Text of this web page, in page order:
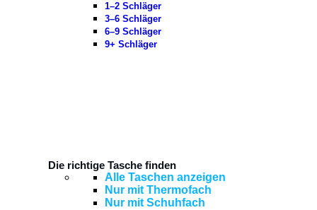
1–2 Schläger
3–6 Schläger
6–9 Schläger
9+ Schläger
Die richtige Tasche finden
Alle Taschen anzeigen
Nur mit Thermofach
Nur mit Schuhfach